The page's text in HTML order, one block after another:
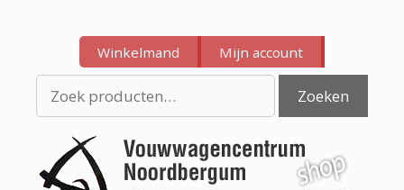
inhoud
inhoud
Winkelmand Mijn account
naar:
Zoeken